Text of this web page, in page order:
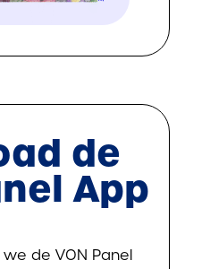
de
App
de VON Panel